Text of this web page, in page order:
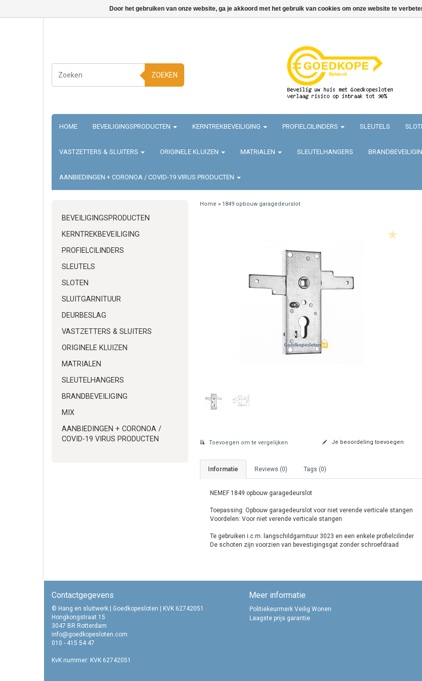
ZOEKEN
HOME BEVEILIGINGSPRODUCTEN KERNTREKBEVEILIGING PROFIELCILINDERS SLEUTELS
VASTZETTERS & SLUITERS ORIGINELE KLUIZEN MATRIALEN SLEUTELHANGERS
AANBIEDINGEN + CORONOA / COVID-19 VIRUS PRODUCTEN
BEVEILIGINGSPRODUCTEN
KERNTREKBEVEILIGING
PROFIELCILINDERS
SLEUTELS
SLOTEN
SLUITGARNITUUR
DEURBESLAG
VASTZETTERS & SLUITERS
ORIGINELE KLUIZEN
MATRIALEN
SLEUTELHANGERS
BRANDBEVEILIGING
MIX
AANBIEDINGEN + CORONOA /
COVID-19 VIRUS PRODUCTEN
Home » 1849 opbouw garagedeurslot
Toevoegen om te vergelijken Je beoordeling toevoegen
Informatie Reviews (0) Tags (0)
NEMEF 1849 opbouw garagedeurslot
Toepassing: Opbouw garagedeurslot voor niet verende verticale stangen
Voordelen: Voor niet verende verticale stangen
Te gebruiken i.c.m. langschildgarnituur 3023 en een enkele profielcilinder
De schoten zijn voorzien van bevestigingsgat zonder schroefdraad
Contactgegevens
© Hang en sluitwerk | Goedkopesloten | KVK 62742051
Hongkongstraat 15
3047 BR Rotterdam
info@goedkopesloten.com
010 - 415 54 47
KvK nummer: KVK 62742051
Meer informatie
Politiekeurmerk Veilig Wonen
Laagste prijs garantie
Door het gebruiken van onze website, ga je akkoord met het gebruik van cookies om onze website te